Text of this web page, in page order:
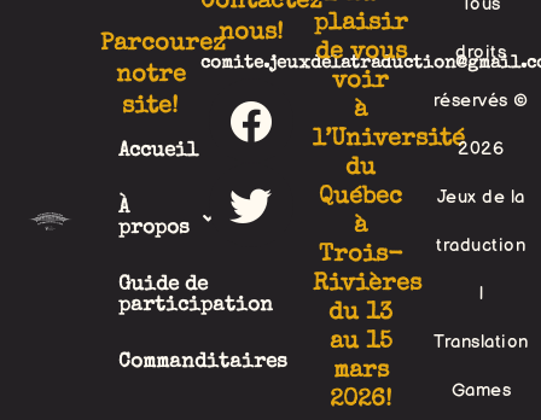
Parcourez
notre
site!
Accueil
À
propos
Guide de
participation
Commanditaires
nous!
F
a
c
e
o
o
T
w
i
t
e
r
plaisir
de vous
voir
à
l’Université
du
Québec
à
Trois-
Rivières
du 13
au 15
mars
2026!
droits
réservés ©
2026
Jeux de la
traduction
|
Translation
Games